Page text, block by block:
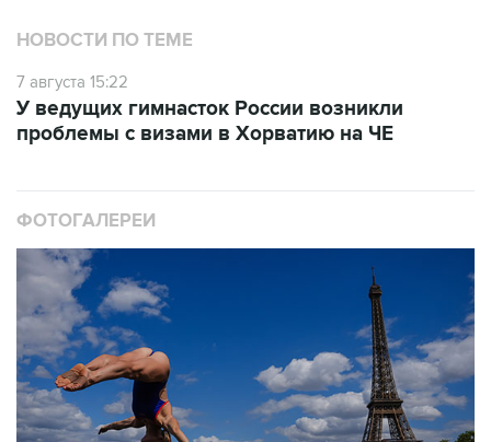
НОВОСТИ ПО ТЕМЕ
7 августа 15:22
У ведущих гимнасток России возникли
проблемы с визами в Хорватию на ЧЕ
ФОТОГАЛЕРЕИ